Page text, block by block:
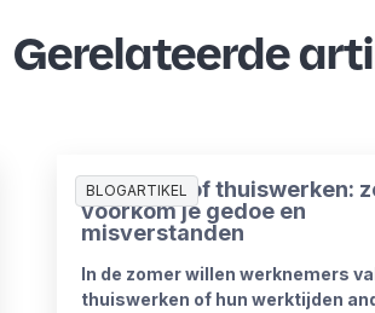
Gerelateerde
BLOGARTIKEL
Zomerproof thuiswerken:
voorkom je gedoe en
misverstanden
In de zomer willen werknemers
thuiswerken of hun werktijden